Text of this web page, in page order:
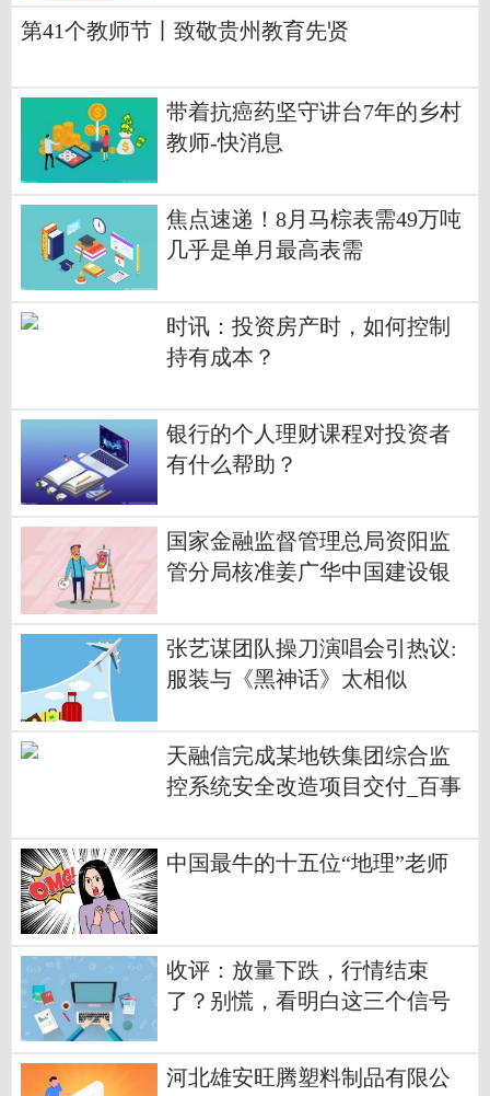
第41个教师节丨致敬贵州教育先贤
带着抗癌药坚守讲台7年的乡村
教师-快消息
焦点速递！8月马棕表需49万吨
几乎是单月最高表需
时讯：投资房产时，如何控制
持有成本？
银行的个人理财课程对投资者
有什么帮助？
国家金融监督管理总局资阳监
管分局核准姜广华中国建设银
长
张艺谋团队操刀演唱会引热议:
服装与《黑神话》太相似
天融信完成某地铁集团综合监
控系统安全改造项目交付_百事
中国最牛的十五位“地理”老师
收评：放量下跌，行情结束
了？别慌，看明白这三个信号
河北雄安旺腾塑料制品有限公